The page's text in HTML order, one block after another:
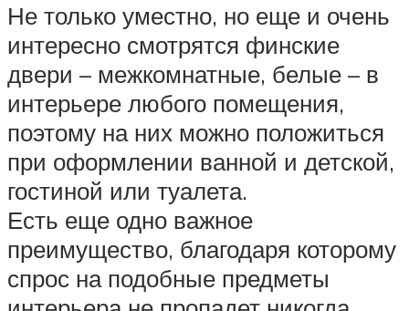
Не только уместно, но еще и очень
интересно смотрятся финские
двери – межкомнатные, белые – в
интерьере любого помещения,
поэтому на них можно положиться
при оформлении ванной и детской,
гостиной или туалета.
Есть еще одно важное
преимущество, благодаря которому
спрос на подобные предметы